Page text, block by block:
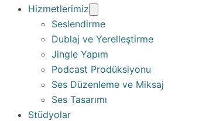
Hizmetlerimiz
Seslendirme
Dublaj ve Yerelleştirme
Jingle Yapım
Podcast Prodüksiyonu
Ses Düzenleme ve Miksaj
Ses Tasarımı
Stüdyolar